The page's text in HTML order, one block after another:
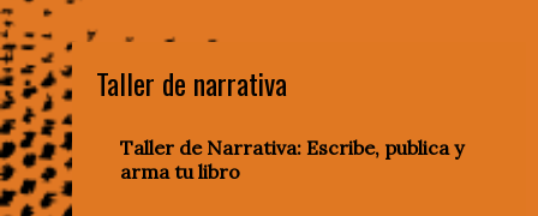
Taller de narrativa
Taller de Narrativa: Escribe, publica y
arma tu libro